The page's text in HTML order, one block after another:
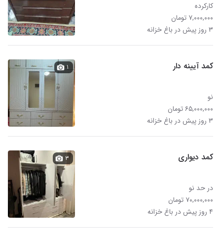
کارکرده
۷,۰۰۰,۰۰۰ تومان
۳ روز پیش در باغ خزانه
کمد آیینه دار
نو
۶۵,۰۰۰,۰۰۰ تومان
۳ روز پیش در باغ خزانه
۱
کمد دیواری
در حد نو
۷۰,۰۰۰,۰۰۰ تومان
۴ روز پیش در باغ خزانه
۳